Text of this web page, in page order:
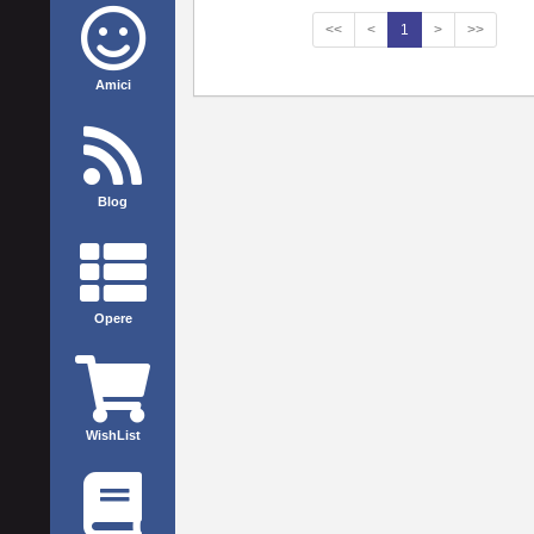
Amici
Blog
Opere
WishList
<< < 1 > >>